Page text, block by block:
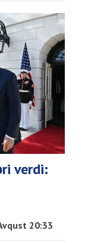
verdi:
20:33